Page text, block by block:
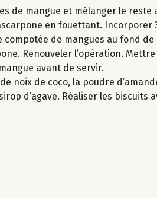
de mangue et mélanger le reste
en fouettant. Incorporer
de mangues au fond
Renouveler l’opération.
avant de servir.
noix de coco, la poudre
d’agave. Réaliser les biscuits